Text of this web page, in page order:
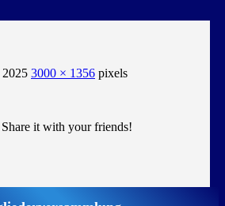
2025 3000 × 1356 pixels
it with your friends!